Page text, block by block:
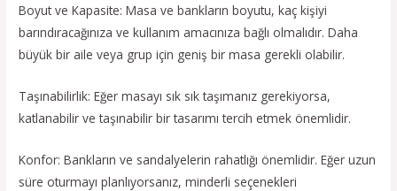
Boyut ve Kapasite: Masa ve bankların boyutu, kaç kişiyi
barındıracağınıza ve kullanım amacınıza bağlı olmalıdır. Daha
büyük bir aile veya grup için geniş bir masa gerekli olabilir.
Taşınabilirlik: Eğer masayı sık sık taşımanız gerekiyorsa,
katlanabilir ve taşınabilir bir tasarımı tercih etmek önemlidir.
Konfor: Bankların ve sandalyelerin rahatlığı önemlidir. Eğer uzun
süre oturmayı planlıyorsanız, minderli seçenekleri